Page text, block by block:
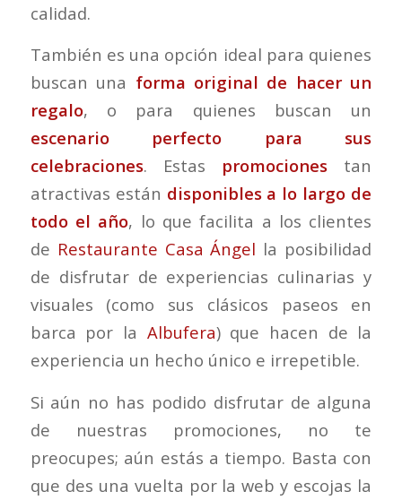
calidad.
También es una opción ideal para quienes
buscan una forma original de hacer un
regalo, o para quienes buscan un
escenario perfecto para sus
celebraciones. Estas promociones tan
atractivas están disponibles a lo largo de
todo el año, lo que facilita a los clientes
de Restaurante Casa Ángel la posibilidad
de disfrutar de experiencias culinarias y
visuales (como sus clásicos paseos en
barca por la Albufera) que hacen de la
experiencia un hecho único e irrepetible.
Si aún no has podido disfrutar de alguna
de nuestras promociones, no te
preocupes; aún estás a tiempo. Basta con
que des una vuelta por la web y escojas la